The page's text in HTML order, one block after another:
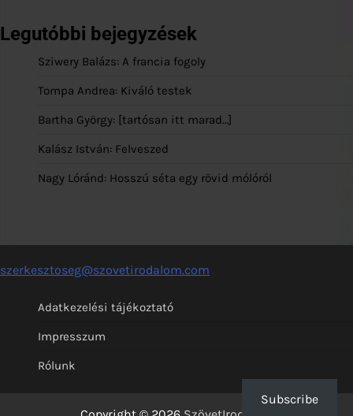
Legutóbbi bejegyzések
Sziwery Balázs: A francia fogoly
Tompa Andrea: Kiváló testek
Bartha György: [tartósan itt marad…]
Kalász István: Felveszed
Nagy Lóránd: Hosszú séta egy rövid mólóról
szerkesztoseg@szovetirodalom.com
Adatkezelési tájékoztató
Impresszum
Rólunk
Subscribe